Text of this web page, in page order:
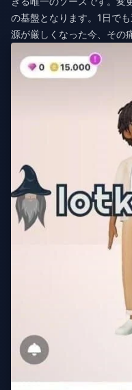
の基盤となります。1日で
源が厳しくなった今、その